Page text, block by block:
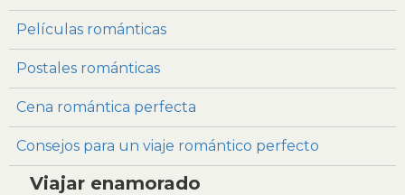
Películas románticas
Postales románticas
Cena romántica perfecta
Consejos para un viaje romántico perfecto
Viajar enamorado